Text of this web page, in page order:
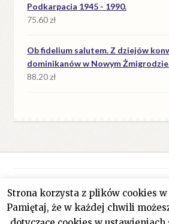
Podkarpacia 1945 - 1990.
75.60zł
Ob fidelium salutem. Z dziejów
dominikanów w Nowym
88.20zł
© Antykwariat Filar 2026
Polityka prywatności
Stworzone z
Strona korzysta z plików cookies w
Pamiętaj, że w każdej chwili